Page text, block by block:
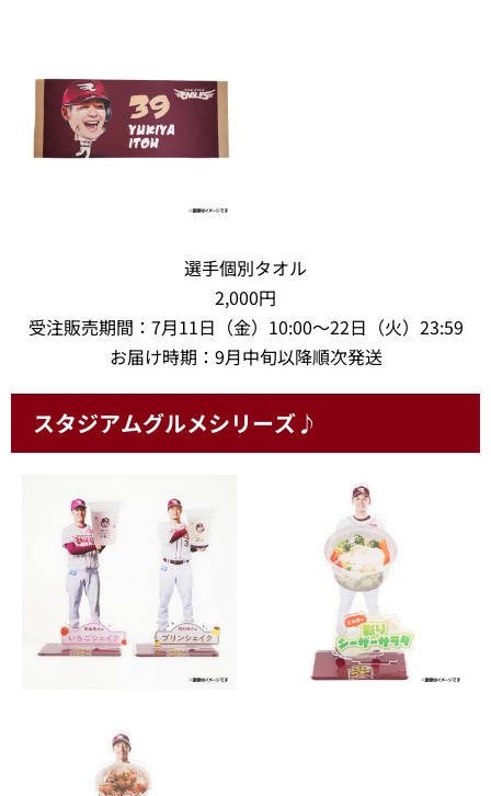
選手個別タオル
2,000円
受注販売期間：7月11日（金）10:00～22日（火）23:59
お届け時期：9月中旬以降順次発送
スタジアムグルメシリーズ♪